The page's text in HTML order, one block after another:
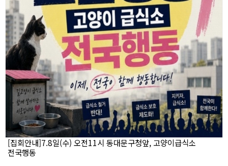
[집회안내]7.8일(수) 오전11시 동대문구청앞, 고양이급식소
전국행동